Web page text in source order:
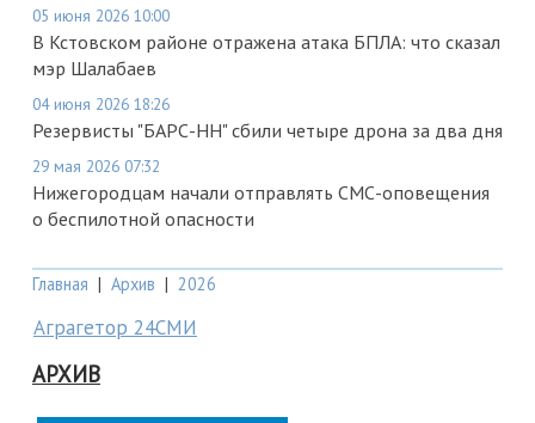
05 июня 2026 10:00
В Кстовском районе отражена атака БПЛА: что сказал
мэр Шалабаев
04 июня 2026 18:26
Резервисты "БАРС-НН" сбили четыре дрона за два дня
29 мая 2026 07:32
Нижегородцам начали отправлять СМС-оповещения
о беспилотной опасности
Главная | Архив | 2026
Аграгетор 24СМИ
АРХИВ